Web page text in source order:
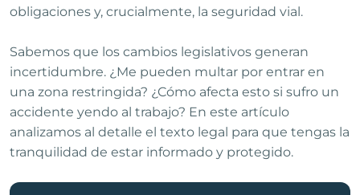
obligaciones y, crucialmente, la seguridad vial.
Sabemos que los cambios legislativos generan
incertidumbre. ¿Me pueden multar por entrar en
una zona restringida? ¿Cómo afecta esto si sufro un
accidente yendo al trabajo? En este artículo
analizamos al detalle el texto legal para que tengas la
tranquilidad de estar informado y protegido.